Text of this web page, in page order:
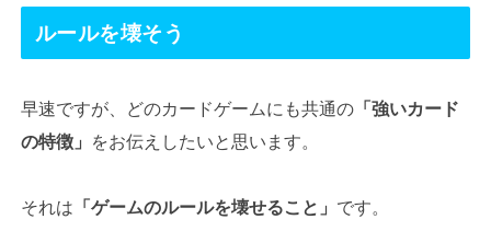
ルールを壊そう
早速ですが、どのカードゲームにも共通の 「強いカード
の特徴」 をお伝えしたいと思います。
それは 「ゲームのルールを壊せること」 です。